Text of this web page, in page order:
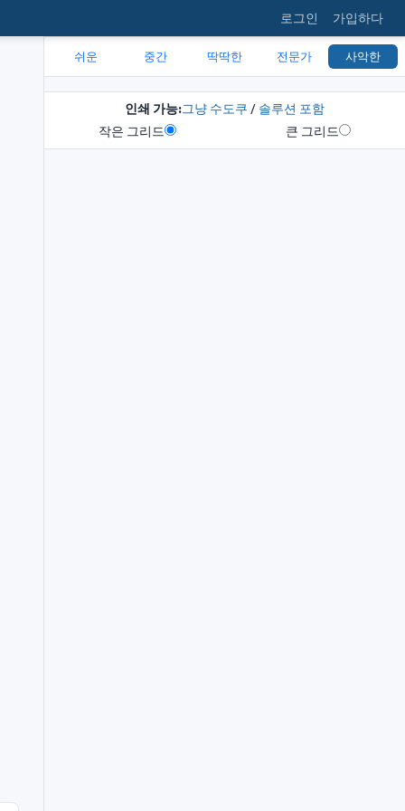
로그인 가입하다
쉬운 중간 딱딱한 전문가 사악한
인쇄 가능:그냥 수도쿠 / 솔루션 포함
작은 그리드
큰 그리드